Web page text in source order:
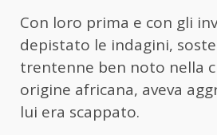
Con loro prima e con gli
depistato le indagini,
trentenne ben noto nella
origine africana, aveva
lui era scappato.